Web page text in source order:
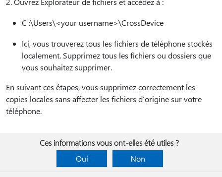
C :\Users\<your username>\CrossDevice
Ici, vous trouverez tous les fichiers de téléphone stockés
localement. Supprimez tous les fichiers ou dossiers que
vous souhaitez supprimer.
En suivant ces étapes, vous supprimez correctement les
copies locales sans affecter les fichiers d’origine sur votre
téléphone.
Ces informations vous ont-elles été utiles ?
Oui
Non